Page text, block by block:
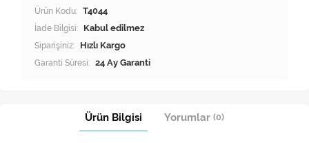
Ürün Kodu: T4044
İade Bilgisi:
Siparişiniz: Hızlı Kargo
Garanti Süresi: 24 Ay Garanti
Ürün Bilgisi Yorumlar (0)